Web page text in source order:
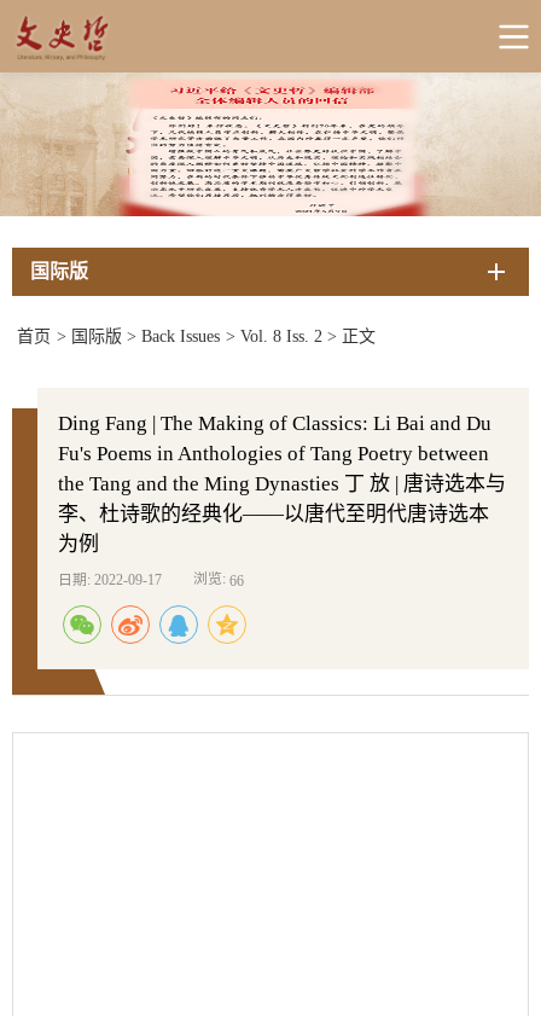
国际版
首页 > 国际版 > Back Issues > Vol. 8 Iss. 2 > 正文
Ding Fang | The Making of Classics: Li Bai and Du
Fu's Poems in Anthologies of Tang Poetry between
the Tang and the Ming Dynasties 丁 放 | 唐诗选本与
李、杜诗歌的经典化——以唐代至明代唐诗选本
为例
日期: 2022-09-17 浏览: 66